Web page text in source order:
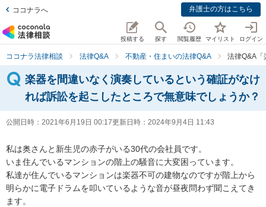
ココナラへ 弁護士の方はこちら
投稿する 探す 閲覧履歴 マイリスト ログイン
ココナラ法律相談 法律Q&A 不動産・住まいの法律Q&A 法律Q&A
楽器を間違いなく演奏しているという確証がなけ
れば訴訟を起こしたところで無意味でしょうか？
公開日時： 2021年6月19日 00:17更新日時： 2024年9月4日 11:43
私は奥さんと新生児の赤子がいる30代の会社員です。
いま住んでいるマンションの階上の騒音に大変困っています。
私達が住んでいるマンションは楽器不可の建物なのですが階上から
明らかに電子ドラムを叩いているような音が昼夜問わず聞こえてき
ます。